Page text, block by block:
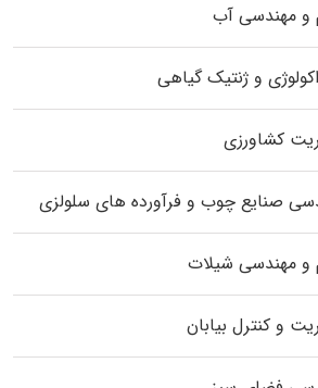
و مهندسی آب
و ژنتیک گیاهی
کشاورزی
صنایع چوب و فرآورده‌ های سلولزی
و مهندسی شیلات
و کنترل بیابان